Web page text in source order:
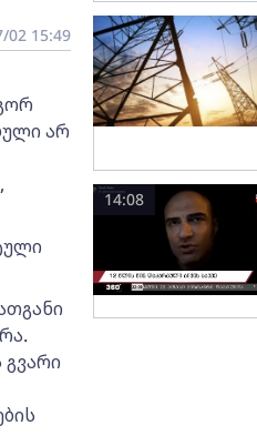
02 15:49
არ
14:08